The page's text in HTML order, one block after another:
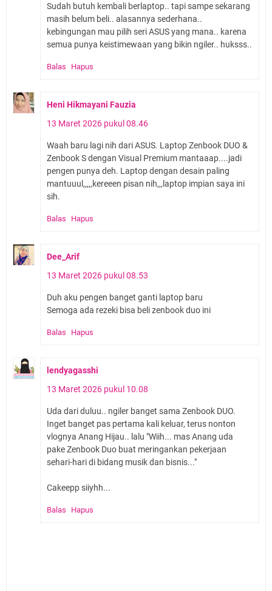
Sudah butuh kembali berlaptop.. tapi sampe sekarang
masih belum beli.. alasannya sederhana..
kebingungan mau pilih seri ASUS yang mana.. karena
semua punya keistimewaan yang bikin ngiler.. huksss..
Balas Hapus
Heni Hikmayani Fauzia
13 Maret 2026 pukul 08.46
Waah baru lagi nih dari ASUS. Laptop Zenbook DUO &
Zenbook S dengan Visual Premium mantaaap....jadi
pengen punya deh. Laptop dengan desain paling
mantuuul,,,,,kereeen pisan nih,,,laptop impian saya ini
sih.
Balas Hapus
Dee_Arif
13 Maret 2026 pukul 08.53
Duh aku pengen banget ganti laptop baru
Semoga ada rezeki bisa beli zenbook duo ini
Balas Hapus
lendyagasshi
13 Maret 2026 pukul 10.08
Uda dari duluu.. ngiler banget sama Zenbook DUO.
Inget banget pas pertama kali keluar, terus nonton
vlognya Anang Hijau.. lalu "Wiih... mas Anang uda
pake Zenbook Duo buat meringankan pekerjaan
sehari-hari di bidang musik dan bisnis..."
Cakeepp siiyhh...
Balas Hapus